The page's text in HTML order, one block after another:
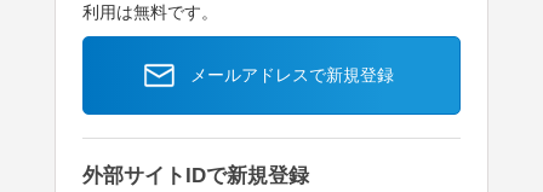
利用は無料です。
メールアドレスで新規登録
外部サイトIDで新規登録